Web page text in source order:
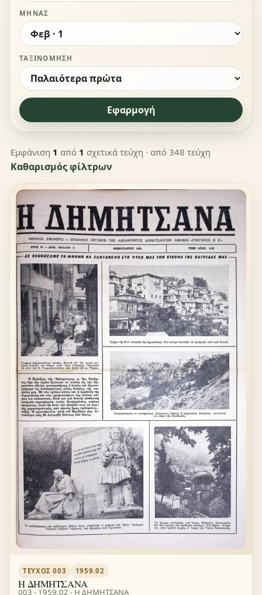
ΜΉΝΑΣ
ΤΑΞΙΝΌΜΗΣΗ
Εφαρμογή
Εμφάνιση 1 από 1 σχετικά τεύχη · από 348 τεύχη
Καθαρισμός φίλτρων
ΤΕΎΧΟΣ 003 1959.02
Η ΔΗΜΗΤΣΑΝΑ
003 - 1959.02 - Η ΔΗΜΗΤΣΑΝΑ